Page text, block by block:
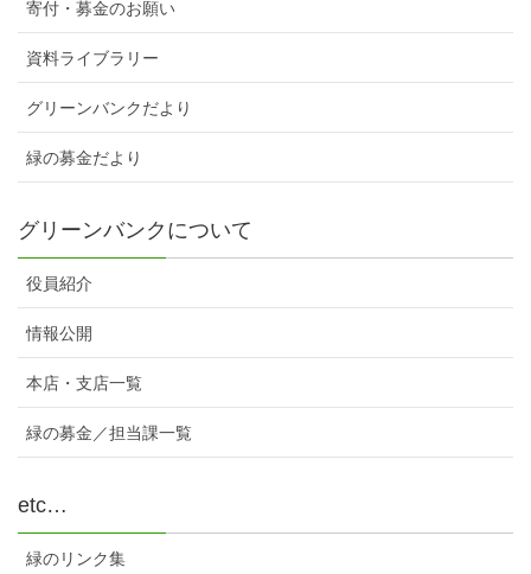
寄付・募金のお願い
資料ライブラリー
グリーンバンクだより
緑の募金だより
グリーンバンクについて
役員紹介
情報公開
本店・支店一覧
緑の募金／担当課一覧
etc…
緑のリンク集